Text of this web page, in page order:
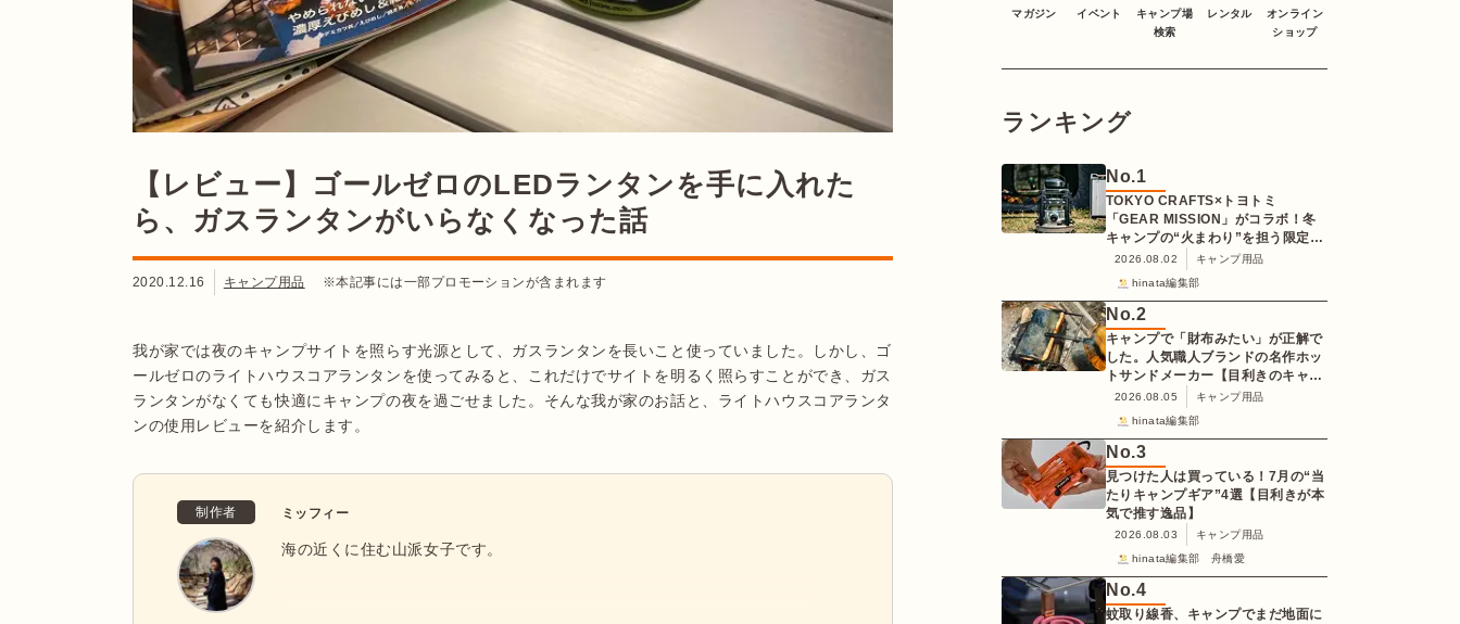
【レビュー】ゴールゼロのLEDランタンを手に入れた
ら、ガスランタンがいらなくなった話
2020.12.16 キャンプ用品 ※本記事には一部プロモーションが含まれます
我が家では夜のキャンプサイトを照らす光源として、ガスランタンを長いこと使っていました。しかし、ゴ
ールゼロのライトハウスコアランタンを使ってみると、これだけでサイトを明るく照らすことができ、ガス
ランタンがなくても快適にキャンプの夜を過ごせました。そんな我が家のお話と、ライトハウスコアランタ
ンの使用レビューを紹介します。
制作者 ミッフィー
海の近くに住む山派女子です。
マガジン イベント
キャンプ場
検索
レンタル
オンライン
ショップ
ランキング
No.1
TOKYO CRAFTS×トヨトミ
「GEAR MISSION」がコラボ！冬
キャンプの“火まわり”を担う限定
K3クッキングストーブが登場
2026.08.02
キャンプ用品
hinata編集部
No.2
キャンプで「財布みたい」が正解で
した。人気職人ブランドの名作ホッ
トサンドメーカー【目利きのキャン
プギア】
2026.08.05
キャンプ用品
hinata編集部
No.3
見つけた人は買っている！7月の“当
たりキャンプギア”4選【目利きが本
気で推す逸品】
2026.08.03
キャンプ用品
hinata編集部 舟橋愛
No.4
蚊取り線香、キャンプでまだ地面に